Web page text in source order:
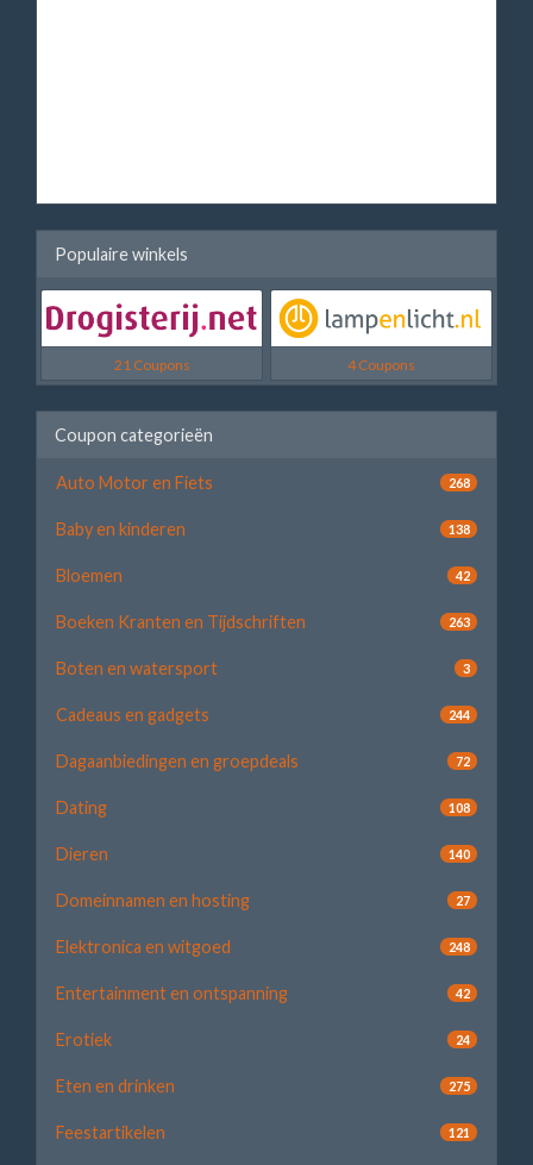
Populaire winkels
21 Coupons 4 Coupons
Coupon categorieën
Auto Motor en Fiets 268
Baby en kinderen 138
Bloemen 42
Boeken Kranten en Tijdschriften 263
Boten en watersport 3
Cadeaus en gadgets 244
Dagaanbiedingen en groepdeals 72
Dating 108
Dieren 140
Domeinnamen en hosting 27
Elektronica en witgoed 248
Entertainment en ontspanning 42
Erotiek 24
Eten en drinken 275
Feestartikelen 121